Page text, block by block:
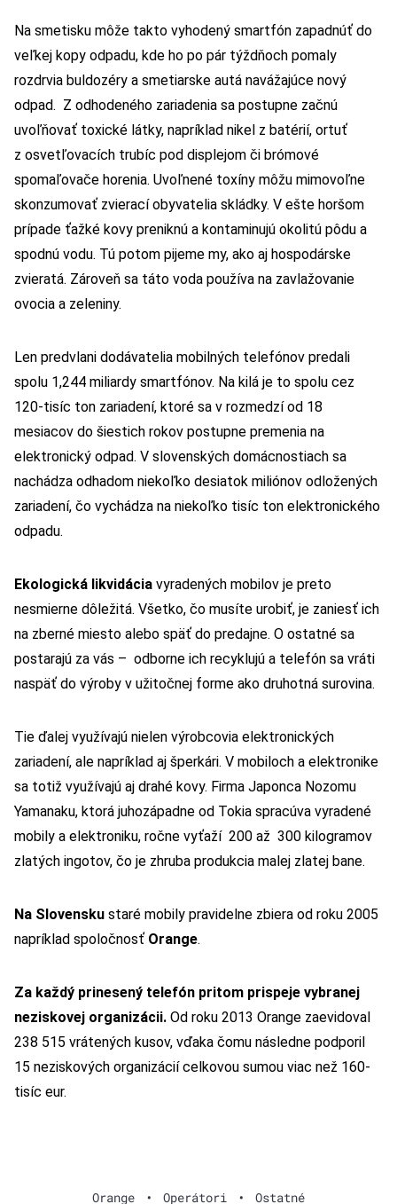
Na smetisku môže takto vyhodený smartfón zapadnúť do
veľkej kopy odpadu, kde ho po pár týždňoch pomaly
rozdrvia buldozéry a smetiarske autá navážajúce nový
odpad. Z odhodeného zariadenia sa postupne začnú
uvoľňovať toxické látky, napríklad nikel z batérií, ortuť
z osvetľovacích trubíc pod displejom či brómové
spomaľovače horenia. Uvoľnené toxíny môžu mimovoľne
skonzumovať zvierací obyvatelia skládky. V ešte horšom
prípade ťažké kovy preniknú a kontaminujú okolitú pôdu a
spodnú vodu. Tú potom pijeme my, ako aj hospodárske
zvieratá. Zároveň sa táto voda používa na zavlažovanie
ovocia a zeleniny.
Len predvlani dodávatelia mobilných telefónov predali
spolu 1,244 miliardy smartfónov. Na kilá je to spolu cez
120-tisíc ton zariadení, ktoré sa v rozmedzí od 18
mesiacov do šiestich rokov postupne premenia na
elektronický odpad. V slovenských domácnostiach sa
nachádza odhadom niekoľko desiatok miliónov odložených
zariadení, čo vychádza na niekoľko tisíc ton elektronického
odpadu.
Ekologická likvidácia vyradených mobilov je preto
nesmierne dôležitá. Všetko, čo musíte urobiť, je zaniesť ich
na zberné miesto alebo späť do predajne. O ostatné sa
postarajú za vás – odborne ich recyklujú a telefón sa vráti
naspäť do výroby v užitočnej forme ako druhotná surovina.
Tie ďalej využívajú nielen výrobcovia elektronických
zariadení, ale napríklad aj šperkári. V mobiloch a elektronike
sa totiž využívajú aj drahé kovy. Firma Japonca Nozomu
Yamanaku, ktorá juhozápadne od Tokia spracúva vyradené
mobily a elektroniku, ročne vyťaží 200 až 300 kilogramov
zlatých ingotov, čo je zhruba produkcia malej zlatej bane.
Na Slovensku staré mobily pravidelne zbiera od roku 2005
napríklad spoločnosť Orange.
Za každý prinesený telefón pritom prispeje vybranej
neziskovej organizácii. Od roku 2013 Orange zaevidoval
238 515 vrátených kusov, vďaka čomu následne podporil
15 neziskových organizácií celkovou sumou viac než 160-
tisíc eur.
Orange • Operátori • Ostatné